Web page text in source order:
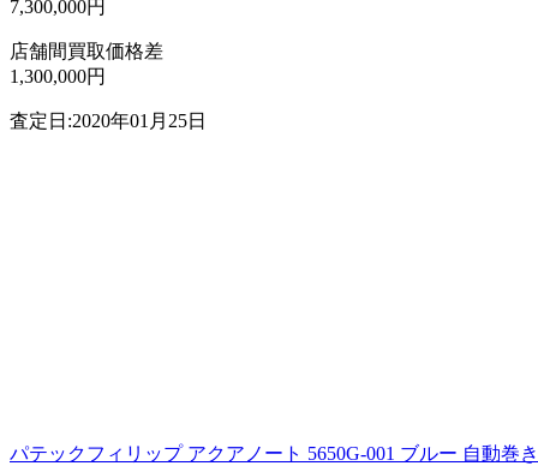
7,300,000円
店舗間買取価格差
1,300,000円
査定日:2020年01月25日
パテックフィリップ アクアノート 5650G-001 ブルー 自動巻